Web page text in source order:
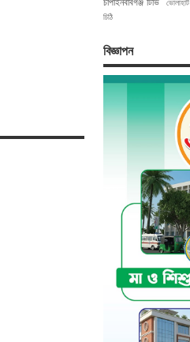
ভোলাহাট
চিঠি
বিজ্ঞাপন